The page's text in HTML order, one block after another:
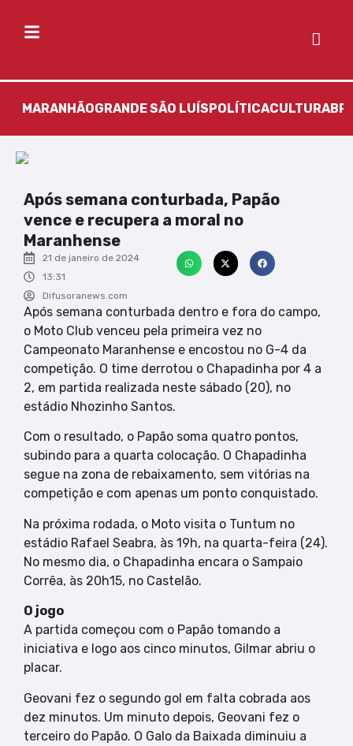
MARANHÃOGRANDE SÃO LUÍSPOLÍTICACULTURA
Após semana conturbada, Papão
vence e recupera a moral no
Maranhense
21 de janeiro de 2024
13:31
Difusoranews.com
Após semana conturbada dentro e fora do campo,
o Moto Club venceu pela primeira vez no
Campeonato Maranhense e encostou no G-4 da
competição. O time derrotou o Chapadinha por 4 a
2, em partida realizada neste sábado (20), no
estádio Nhozinho Santos.
Com o resultado, o Papão soma quatro pontos,
subindo para a quarta colocação. O Chapadinha
segue na zona de rebaixamento, sem vitórias na
competição e com apenas um ponto conquistado.
Na próxima rodada, o Moto visita o Tuntum no
estádio Rafael Seabra, às 19h, na quarta-feira (24).
No mesmo dia, o Chapadinha encara o Sampaio
Corrêa, às 20h15, no Castelão.
O jogo
A partida começou com o Papão tomando a
iniciativa e logo aos cinco minutos, Gilmar abriu o
placar.
Geovani fez o segundo gol em falta cobrada aos
dez minutos. Um minuto depois, Geovani fez o
terceiro do Papão. O Galo da Baixada diminuiu a